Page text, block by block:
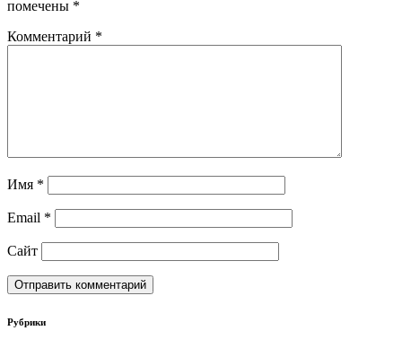
помечены *
Комментарий *
Имя *
Email *
Сайт
Рубрики